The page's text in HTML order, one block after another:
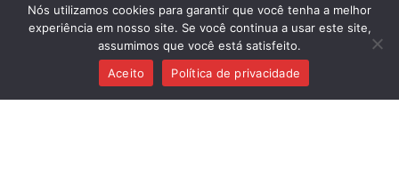
Desenvolvido por
(62) 99254-3278
Nós utilizamos cookies para garantir que você tenha a melhor
experiência em nosso site. Se você continua a usar este site,
assumimos que você está satisfeito.
Aceito
Política de privacidade